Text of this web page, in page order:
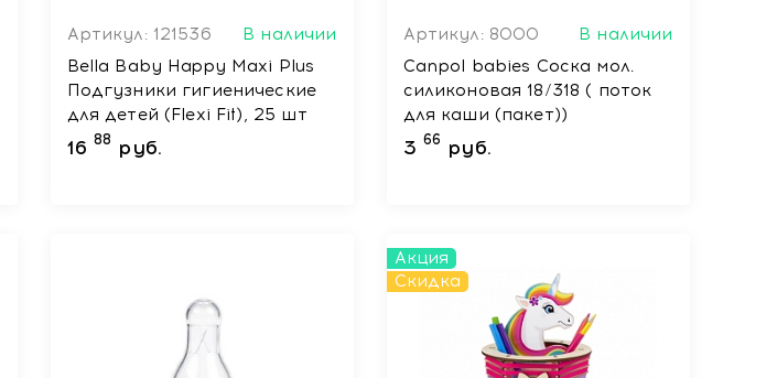
Артикул: 121536
В наличии
Bella Baby Happy Maxi Plus
Подгузники гигиенические
для детей (Flexi Fit), 25 шт
16 88 руб.
Артикул: 8000
В наличии
Сanpol babies Соска мол.
силиконовая 18/318 ( поток
для каши (пакет))
3 66 руб.
Акция
Скидка